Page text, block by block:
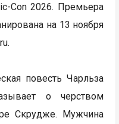
Con 2026. Премьера
на 13 ноября
повесть Чарльза
о черством
Скрудже. Мужчина